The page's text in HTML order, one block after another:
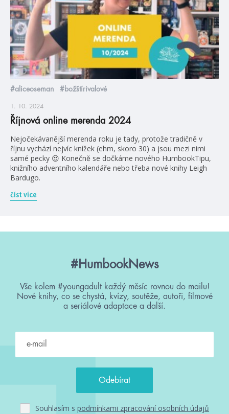
#aliceoseman #božštírivalové
1. 10. 2024
Říjnová online merenda 2024
Nejočekávanější merenda roku je tady, protože tradičně v
říjnu vychází nejvíc knížek (ehm, skoro 30) a jsou mezi nimi
samé pecky 😍 Konečně se dočkáme nového HumbookTipu,
knižního adventního kalendáře nebo třeba nové knihy Leigh
Bardugo.
číst více
#HumbookNews
Vše kolem #youngadult každý měsíc rovnou do mailu!
Nové knihy, co se chystá, kvízy, soutěže, autoři, filmové
a seriálové adaptace a další.
Souhlasím s podmínkami zpracování osobních údajů